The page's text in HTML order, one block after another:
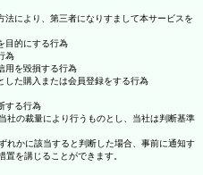
により、第三者になりすまして本サービスを
目的にする行為
為
用を毀損する行為
した購入または会員登録をする行為
する行為
社の裁量により行うものとし、当社は判断基準
れかに該当すると判断した場合、事前に通知す
を講じることができます。